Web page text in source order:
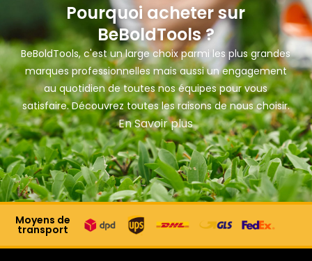
Pourquoi acheter sur
BeBoldTools ?
BeBoldTools, c'est un large choix parmi les plus grandes
marques professionnelles mais aussi un engagement
au quotidien de toutes nos équipes pour vous
satisfaire. Découvrez toutes les raisons de nous choisir.
En Savoir plus
Moyens de
transport